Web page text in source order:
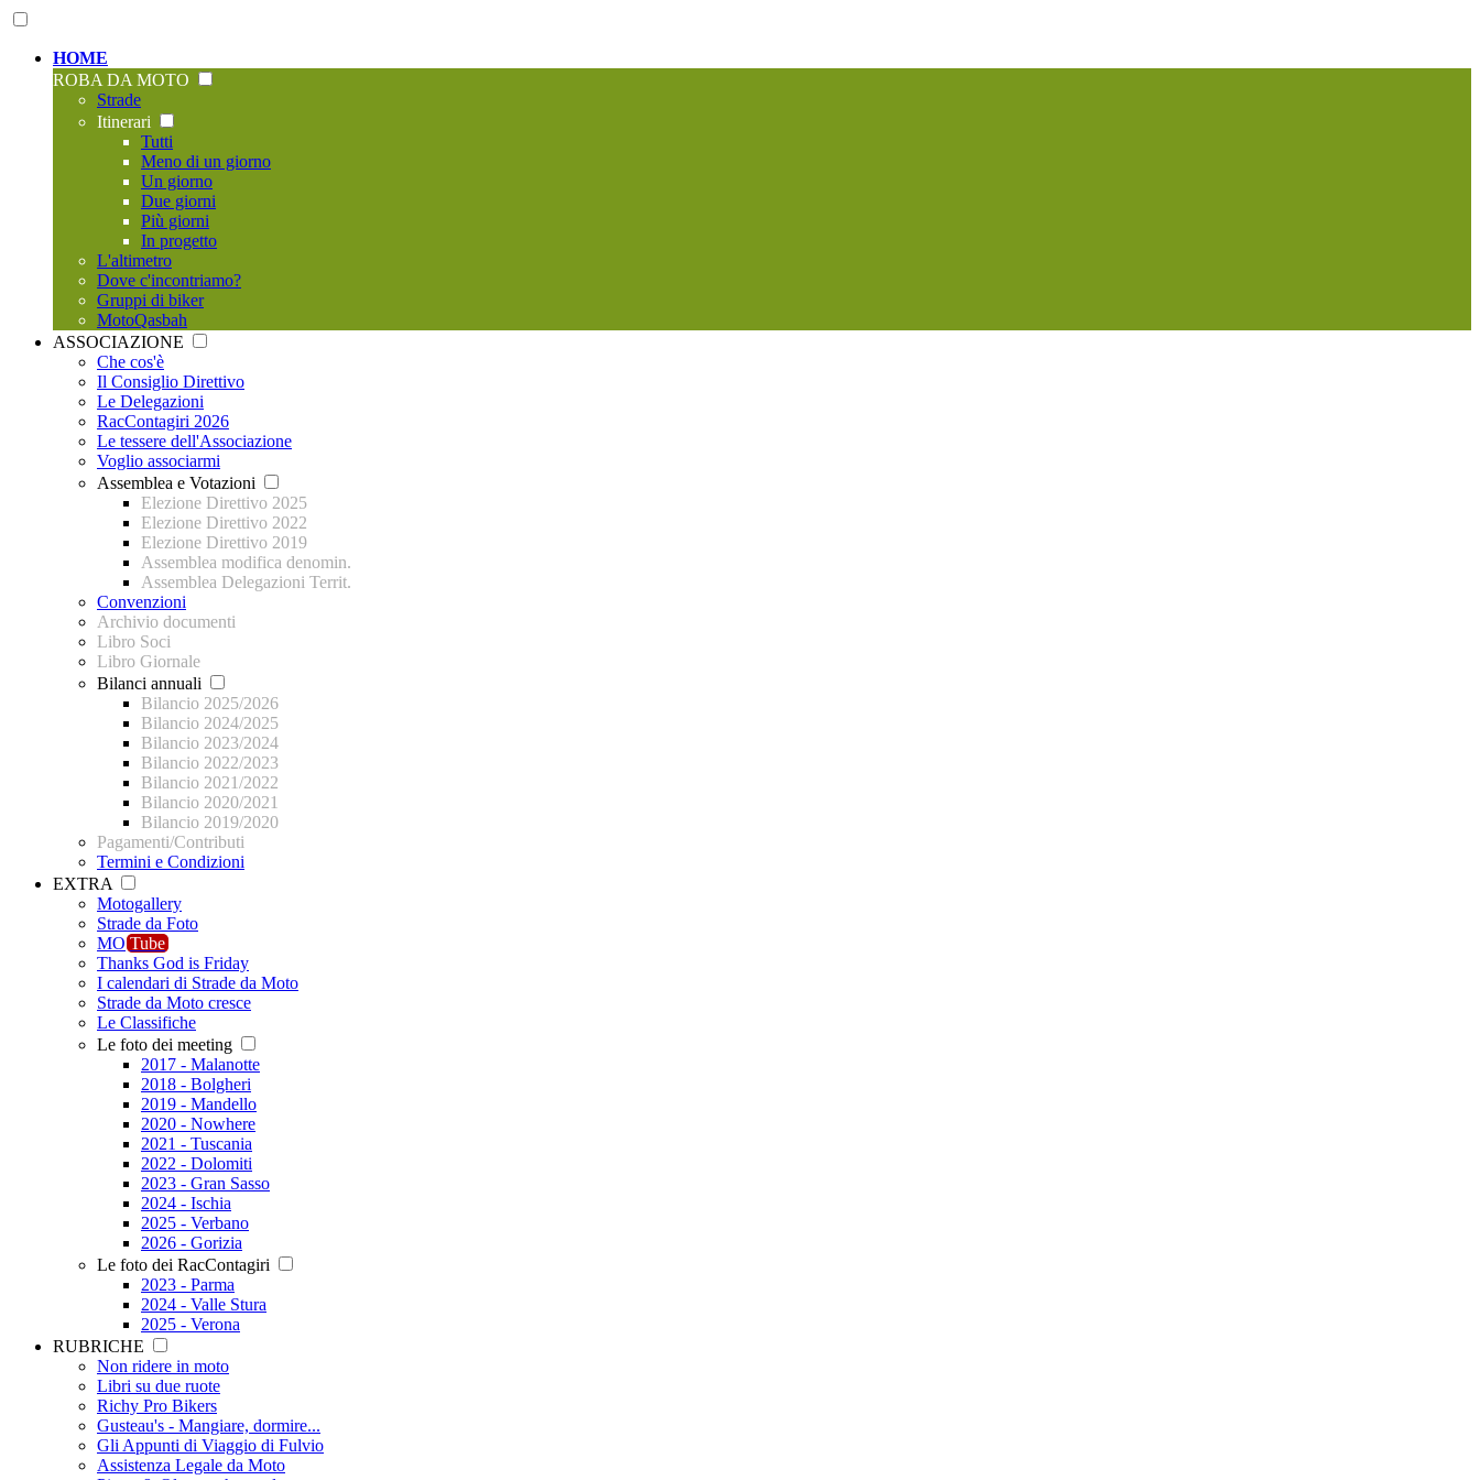
HOME
ROBA DA MOTO
Strade
Itinerari
Tutti
Meno di un giorno
Un giorno
Due giorni
Più giorni
In progetto
L'altimetro
Dove c'incontriamo?
Gruppi di biker
MotoQasbah
ASSOCIAZIONE
Che cos'è
Il Consiglio Direttivo
Le Delegazioni
RacContagiri 2026
Le tessere dell'Associazione
Voglio associarmi
Assemblea e Votazioni
Elezione Direttivo 2025
Elezione Direttivo 2022
Elezione Direttivo 2019
Assemblea modifica denomin.
Assemblea Delegazioni Territ.
Convenzioni
Archivio documenti
Libro Soci
Libro Giornale
Bilanci annuali
Bilancio 2025/2026
Bilancio 2024/2025
Bilancio 2023/2024
Bilancio 2022/2023
Bilancio 2021/2022
Bilancio 2020/2021
Bilancio 2019/2020
Pagamenti/Contributi
Termini e Condizioni
EXTRA
Motogallery
Strade da Foto
MO Tube
Thanks God is Friday
I calendari di Strade da Moto
Strade da Moto cresce
Le Classifiche
Le foto dei meeting
2017 - Malanotte
2018 - Bolgheri
2019 - Mandello
2020 - Nowhere
2021 - Tuscania
2022 - Dolomiti
2023 - Gran Sasso
2024 - Ischia
2025 - Verbano
2026 - Gorizia
Le foto dei RacContagiri
2023 - Parma
2024 - Valle Stura
2025 - Verona
RUBRICHE
Non ridere in moto
Libri su due ruote
Richy Pro Bikers
Gusteau's - Mangiare, dormire...
Gli Appunti di Viaggio di Fulvio
Assistenza Legale da Moto